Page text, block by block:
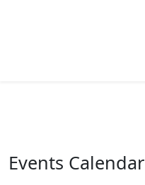
Events Calendar